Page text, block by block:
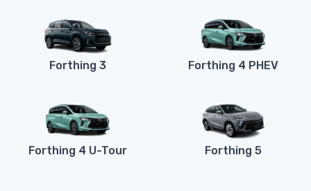
Forthing 3 Forthing 4 PHEV
Forthing 4 U-Tour Forthing 5